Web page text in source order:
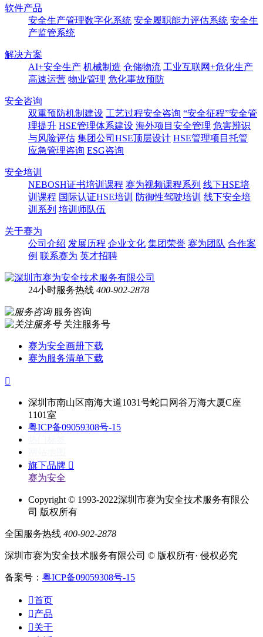
软件产品
安全生产管理数字化系统 安全履职能力评估系统 安全生
产监管系统
解决方案
AI+安全生产 机械制造 仓储物流 工业互联网+危化生产
高速运营 物业管理 危化事故预防
安全咨询
双重预防机制建设 工艺过程安全咨询 “安全征程”安全管
理提升 HSE管理体系建设 海外项目安全管理 危害辨识
与风险评估 集团公司HSE顶层设计 HSE管理项目托管
应急管理咨询 ESG咨询
安全培训
NEBOSH证书培训课程 赛为视频课程系列 线下HSE培
训课程 国际认证HSE培训 防御性驾驶培训 线下安全培
训系列 培训师队伍
关于赛为
公司介绍 发展历程 企业文化 集团荣誉 赛为团队 合作案
例 联系赛为 英才招聘
24小时服务热线 400-902-2878
服务咨询
关注服务号
赛为安全画册下载
赛为服务清单下载

深圳市南山区南海大道1031号蛇口网谷万海大厦C座
1101室
粤ICP备09059308号-15
旗下品牌 
赛为安全
Copyright © 1993-2022深圳市赛为安全技术服务有限公
司 版权所有
全国服务热线 400-902-2878
深圳市赛为安全技术服务有限公司 © 版权所有· 侵权必究
备案号： 粤ICP备09059308号-15
首页
产品
关于